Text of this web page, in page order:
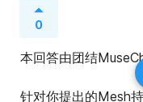
0
本回答由团结
针对你提出的Mesh